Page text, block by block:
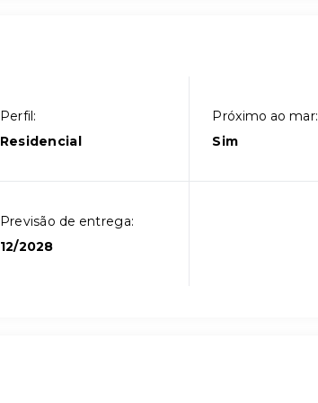
Perfil:
Residencial
Próximo ao mar:
Sim
Previsão de entrega:
12/2028